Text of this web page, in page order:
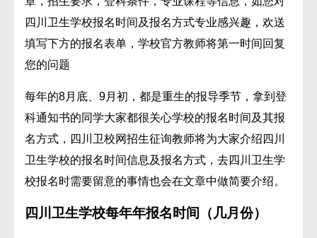
四川卫生学校报名时间及报名方式专业感兴趣，欢送
填写下方的报名表单，学校官方教师将第一时间回复
您的问题
每年的8月底、9月初，都是重生的报导季节，拿到登
科通知书的同学大家都很关心学校的报名时间及其报
名方式，四川卫校网招生征询教师将为大家介绍四川
卫生学校的报名时间信息及报名方式，去四川卫生学
校报名时需要留意的事情也会在文章中做简要介绍。
四川卫生学校每年年报名时间（几月份）